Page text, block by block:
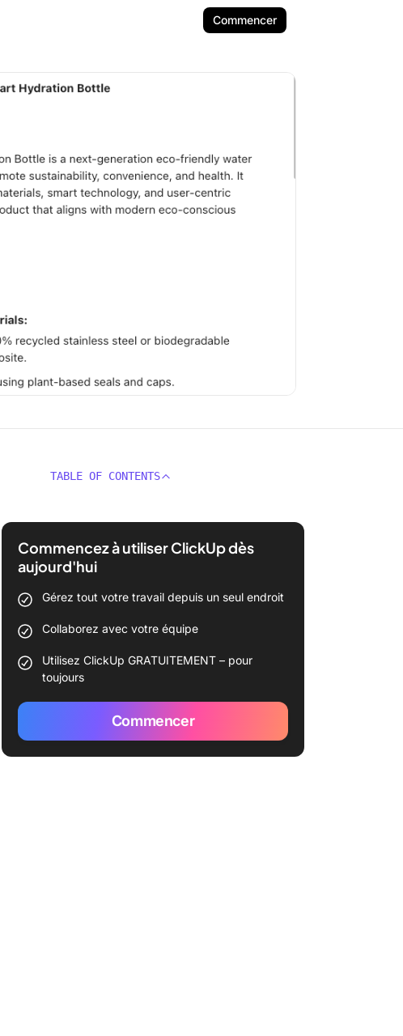
Commencer
TABLE OF CONTENTS
Commencez à utiliser ClickUp dès
aujourd'hui
Gérez tout votre travail depuis un seul endroit
Collaborez avec votre équipe
Utilisez ClickUp GRATUITEMENT – pour
toujours
Commencer